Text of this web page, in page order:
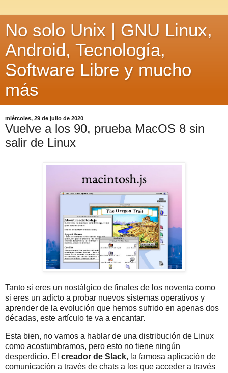
No solo Unix | GNU Linux,
Android, Tecnología,
Software Libre y mucho
más
miércoles, 29 de julio de 2020
Vuelve a los 90, prueba MacOS 8 sin
salir de Linux
Tanto si eres un nostálgico de finales de los noventa como
si eres un adicto a probar nuevos sistemas operativos y
aprender de la evolución que hemos sufrido en apenas dos
décadas, este artículo te va a encantar.
Esta bien, no vamos a hablar de una distribución de Linux
como acostumbramos, pero esto no tiene ningún
desperdicio. El creador de Slack, la famosa aplicación de
comunicación a través de chats a los que acceder a través